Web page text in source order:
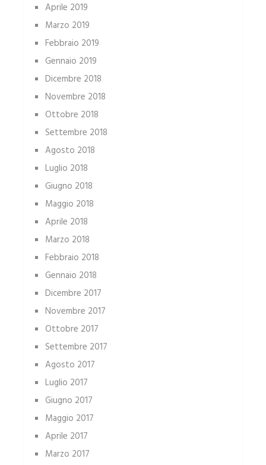
Aprile 2019
Marzo 2019
Febbraio 2019
Gennaio 2019
Dicembre 2018
Novembre 2018
Ottobre 2018
Settembre 2018
Agosto 2018
Luglio 2018
Giugno 2018
Maggio 2018
Aprile 2018
Marzo 2018
Febbraio 2018
Gennaio 2018
Dicembre 2017
Novembre 2017
Ottobre 2017
Settembre 2017
Agosto 2017
Luglio 2017
Giugno 2017
Maggio 2017
Aprile 2017
Marzo 2017